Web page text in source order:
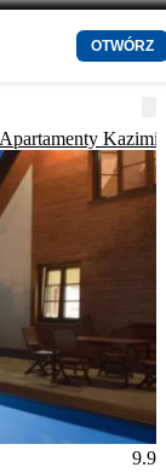
OTWÓRZ
Apartamenty
9.9